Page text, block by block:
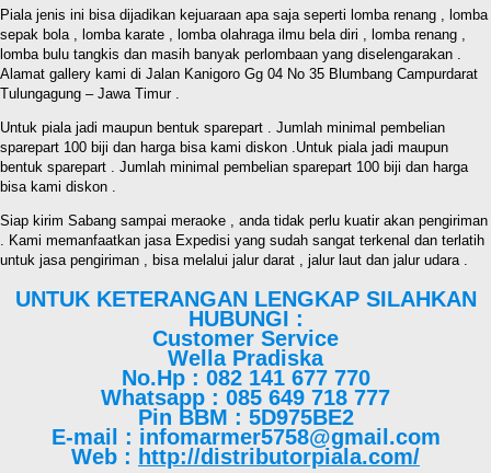
Piala jenis ini bisa dijadikan kejuaraan apa saja seperti lomba renang , lomba
sepak bola , lomba karate , lomba olahraga ilmu bela diri , lomba renang ,
lomba bulu tangkis dan masih banyak perlombaan yang diselengarakan .
Alamat gallery kami di Jalan Kanigoro Gg 04 No 35 Blumbang Campurdarat
Tulungagung – Jawa Timur .
Untuk piala jadi maupun bentuk sparepart . Jumlah minimal pembelian
sparepart 100 biji dan harga bisa kami diskon .Untuk piala jadi maupun
bentuk sparepart . Jumlah minimal pembelian sparepart 100 biji dan harga
bisa kami diskon .
Siap kirim Sabang sampai meraoke , anda tidak perlu kuatir akan pengiriman
. Kami memanfaatkan jasa Expedisi yang sudah sangat terkenal dan terlatih
untuk jasa pengiriman , bisa melalui jalur darat , jalur laut dan jalur udara .
UNTUK KETERANGAN LENGKAP SILAHKAN
HUBUNGI :
Customer Service
Wella Pradiska
No.Hp : 082 141 677 770
Whatsapp : 085 649 718 777
Pin BBM : 5D975BE2
E-mail : infomarmer5758@gmail.com
Web : http://distributorpiala.com/